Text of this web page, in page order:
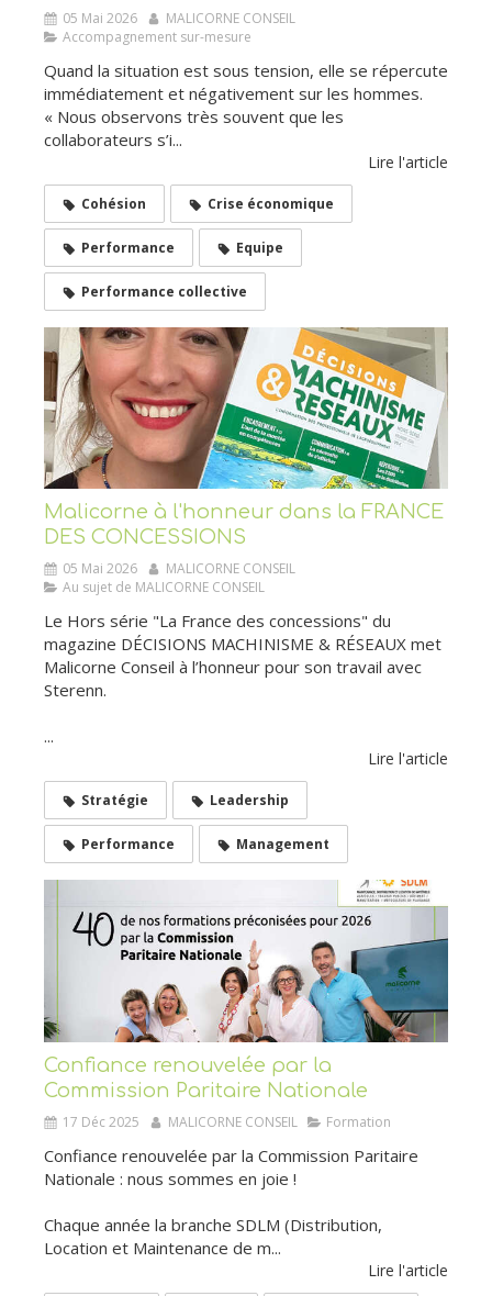
05 Mai 2026
MALICORNE CONSEIL
Accompagnement sur-mesure
Quand la situation est sous tension, elle se répercute
immédiatement et négativement sur les hommes.
« Nous observons très souvent que les
collaborateurs s’i...
Lire l'article
Cohésion Crise économique
Performance Equipe
Performance collective
Malicorne à l'honneur dans la FRANCE
DES CONCESSIONS
05 Mai 2026
MALICORNE CONSEIL
Au sujet de MALICORNE CONSEIL
Le Hors série "La France des concessions" du
magazine DÉCISIONS MACHINISME & RÉSEAUX met
Malicorne Conseil à l’honneur pour son travail avec
Sterenn.
...
Lire l'article
Stratégie Leadership
Performance Management
Confiance renouvelée par la
Commission Paritaire Nationale
17 Déc 2025 MALICORNE CONSEIL Formation
Confiance renouvelée par la Commission Paritaire
Nationale : nous sommes en joie !
Chaque année la branche SDLM (Distribution,
Location et Maintenance de m...
Lire l'article